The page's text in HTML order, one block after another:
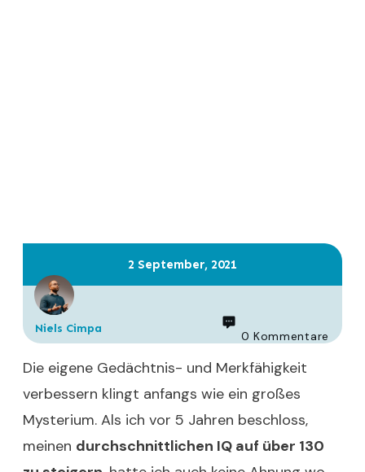
2 September, 2021
Niels Cimpa
0 Kommentare
Die eigene Gedächtnis- und Merkfähigkeit
verbessern klingt anfangs wie ein großes
Mysterium. Als ich vor 5 Jahren beschloss,
meinen durchschnittlichen IQ auf über 130